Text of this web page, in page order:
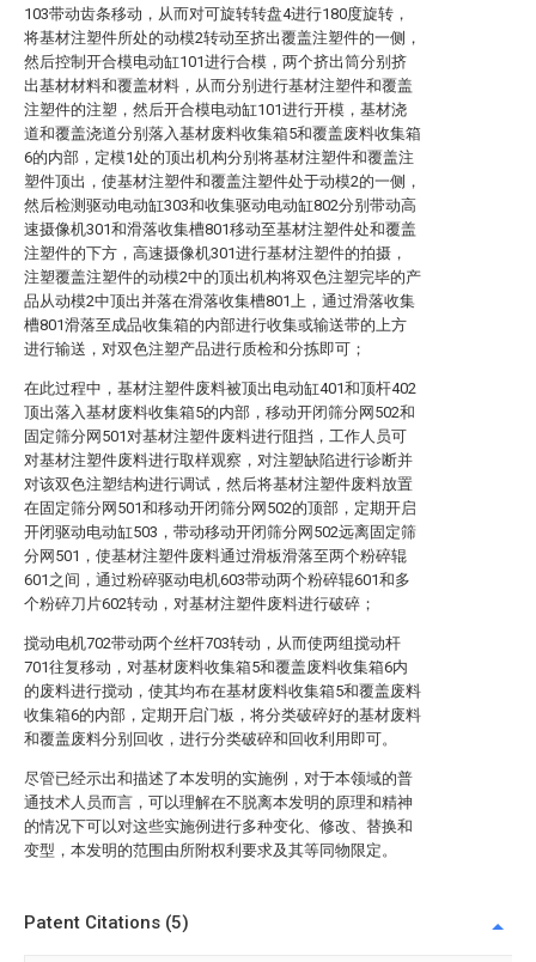
103带动齿条移动，从而对可旋转转盘4进行180度旋转，
将基材注塑件所处的动模2转动至挤出覆盖注塑件的一侧，
然后控制开合模电动缸101进行合模，两个挤出筒分别挤
出基材材料和覆盖材料，从而分别进行基材注塑件和覆盖
注塑件的注塑，然后开合模电动缸101进行开模，基材浇
道和覆盖浇道分别落入基材废料收集箱5和覆盖废料收集箱
6的内部，定模1处的顶出机构分别将基材注塑件和覆盖注
塑件顶出，使基材注塑件和覆盖注塑件处于动模2的一侧，
然后检测驱动电动缸303和收集驱动电动缸802分别带动高
速摄像机301和滑落收集槽801移动至基材注塑件处和覆盖
注塑件的下方，高速摄像机301进行基材注塑件的拍摄，
注塑覆盖注塑件的动模2中的顶出机构将双色注塑完毕的产
品从动模2中顶出并落在滑落收集槽801上，通过滑落收集
槽801滑落至成品收集箱的内部进行收集或输送带的上方
进行输送，对双色注塑产品进行质检和分拣即可；
在此过程中，基材注塑件废料被顶出电动缸401和顶杆402
顶出落入基材废料收集箱5的内部，移动开闭筛分网502和
固定筛分网501对基材注塑件废料进行阻挡，工作人员可
对基材注塑件废料进行取样观察，对注塑缺陷进行诊断并
对该双色注塑结构进行调试，然后将基材注塑件废料放置
在固定筛分网501和移动开闭筛分网502的顶部，定期开启
开闭驱动电动缸503，带动移动开闭筛分网502远离固定筛
分网501，使基材注塑件废料通过滑板滑落至两个粉碎辊
601之间，通过粉碎驱动电机603带动两个粉碎辊601和多
个粉碎刀片602转动，对基材注塑件废料进行破碎；
搅动电机702带动两个丝杆703转动，从而使两组搅动杆
701往复移动，对基材废料收集箱5和覆盖废料收集箱6内
的废料进行搅动，使其均布在基材废料收集箱5和覆盖废料
收集箱6的内部，定期开启门板，将分类破碎好的基材废料
和覆盖废料分别回收，进行分类破碎和回收利用即可。
尽管已经示出和描述了本发明的实施例，对于本领域的普
通技术人员而言，可以理解在不脱离本发明的原理和精神
的情况下可以对这些实施例进行多种变化、修改、替换和
变型，本发明的范围由所附权利要求及其等同物限定。
Patent Citations (5)